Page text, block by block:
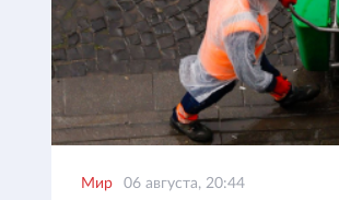
Мир 06 августа, 20:44